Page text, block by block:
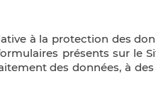
à la protection des
présents sur le
des données, à